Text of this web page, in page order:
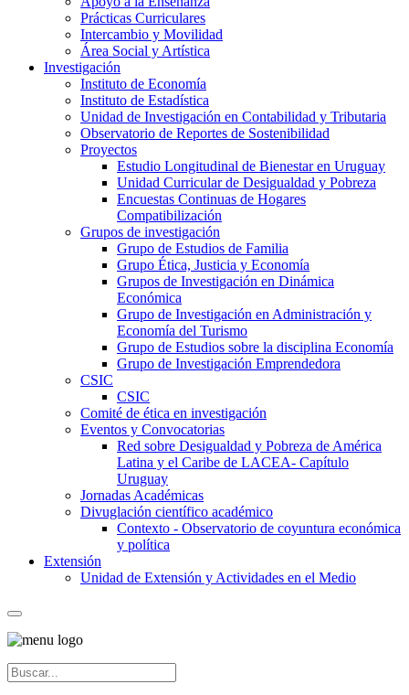
Prácticas Curriculares
Intercambio y Movilidad
Área Social y Artística
Investigación
Instituto de Economía
Instituto de Estadística
Unidad de Investigación en Contabilidad y Tributaria
Observatorio de Reportes de Sostenibilidad
Proyectos
Estudio Longitudinal de Bienestar en Uruguay
Unidad Curricular de Desigualdad y Pobreza
Encuestas Continuas de Hogares
Compatibilización
Grupos de investigación
Grupo de Estudios de Familia
Grupo Ética, Justicia y Economía
Grupos de Investigación en Dinámica
Económica
Grupo de Investigación en Administración y
Economía del Turismo
Grupo de Estudios sobre la disciplina Economía
Grupo de Investigación Emprendedora
CSIC
CSIC
Comité de ética en investigación
Eventos y Convocatorias
Red sobre Desigualdad y Pobreza de América
Latina y el Caribe de LACEA- Capítulo
Uruguay
Jornadas Académicas
Divuglación científico académico
Contexto - Observatorio de coyuntura económica
y política
Extensión
Unidad de Extensión y Actividades en el Medio